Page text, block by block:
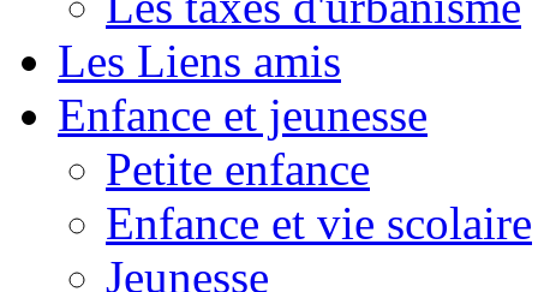
Les Liens amis
Enfance et jeunesse
Petite enfance
Enfance et vie scolaire
Jeunesse